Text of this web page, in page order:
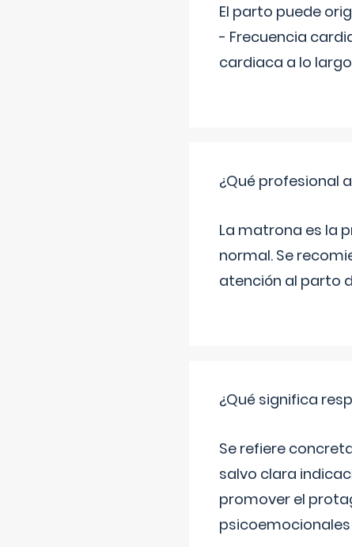
El parto puede
- Frecuencia
cardiaca a lo
¿Qué profesional
La matrona es la
normal. Se
atención al parto
¿Qué significa
Se refiere
salvo clara
promover el
psicoemocionales